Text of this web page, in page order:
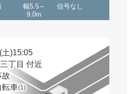
幅5.5～
9.0m
信号なし
土)15:05
丁目 付近
故
転車(1)